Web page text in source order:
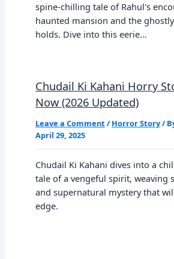
spine-chilling tale of Rahul's
haunted mansion and the
holds. Dive into this eerie…
Chudail Ki Kahani Horry
Now (2026 Updated)
Leave a Comment / Horror Story/
April 29, 2025
Chudail Ki Kahani dives into a
tale of a vengeful spirit, weaving
and supernatural mystery that
edge.